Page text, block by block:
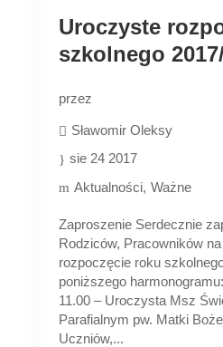
Uroczyste
szkolnego
przez
Sławomir Oleksy
sie 24 2017
Aktualności Ważne
Zaproszenie Serdecznie
Rodziców, Pracowników
rozpoczęcie roku
poniższego
11.00 – Uroczysta Msz
Parafialnym pw. Matki
Uczniów,...